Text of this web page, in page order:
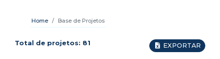
Home Base de Projetos
Total de projetos: 81 EXPORTAR